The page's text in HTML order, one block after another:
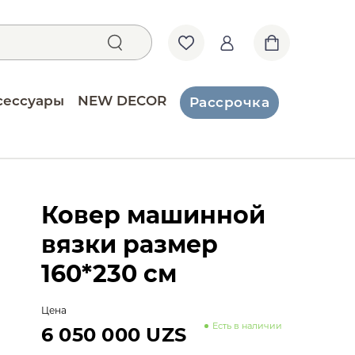
NEW DECOR Рассрочка
Ковер машинной
вязки размер
160*230 см
Цена
Есть в наличии
6 050 000 UZS